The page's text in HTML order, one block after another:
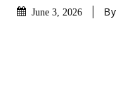
June 3, 2026 By